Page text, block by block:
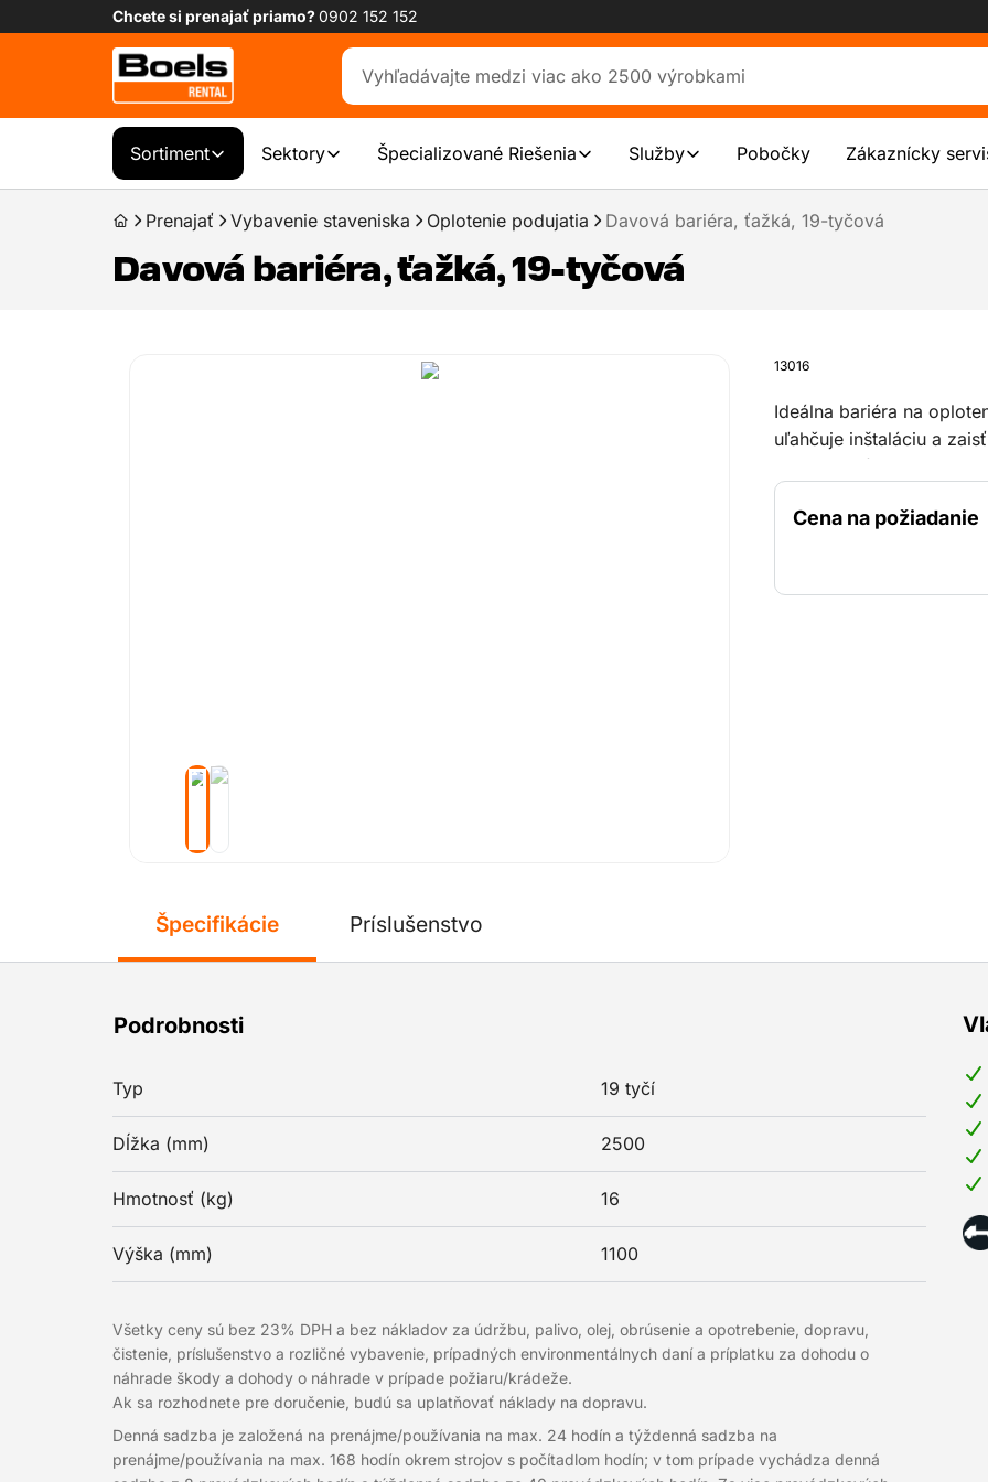
Chcete si prenajať priamo?0902 152 152
Sortiment Sektory Špecializované Riešenia Služby Pobočky Zákaznícky
Prenajať Vybavenie staveniska Oplotenie podujatia Davová bariéra, ťažká, 19-tyčová
Davová bariéra, ťažká, 19-tyčová
13016
Ideálna bariéra na
uľahčuje inštaláciu a
vhodné pre deti aj
Cena na požiadanie
Špecifikácie
Podrobnosti
Typ 19 tyčí
Dĺžka (mm) 2500
Hmotnosť (kg) 16
Výška (mm) 1100
Všetky ceny sú bez 23% DPH a bez nákladov za údržbu, palivo, olej, obrúsenie a opotrebenie, dopravu,
čistenie, príslušenstvo a rozličné vybavenie, prípadných environmentálnych daní a príplatku za dohodu o
náhrade škody a dohody o náhrade v prípade požiaru/krádeže.
Ak sa rozhodnete pre doručenie, budú sa uplatňovať náklady na dopravu.
Denná sadzba je založená na prenájme/používania na max. 24 hodín a týždenná sadzba na
prenájme/používania na max. 168 hodín okrem strojov s počítadlom hodín; v tom prípade vychádza denná
Príslušenstvo